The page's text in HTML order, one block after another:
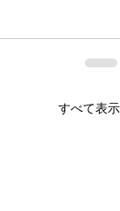
すべて表示